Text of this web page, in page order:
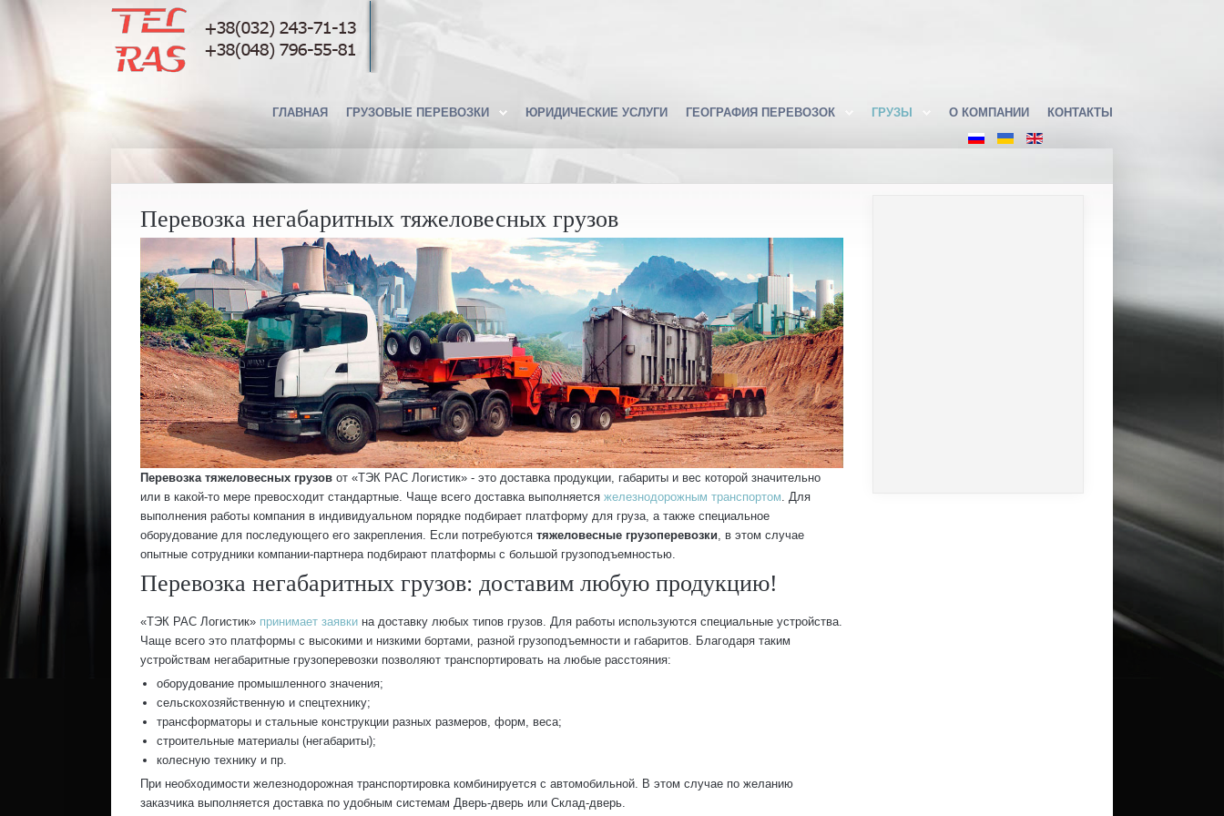
ГЛАВНАЯ ГРУЗОВЫЕ ПЕРЕВОЗКИ ЮРИДИЧЕСКИЕ УСЛУГИ ГЕОГРАФИЯ ПЕРЕВОЗОК ГРУЗЫ О КОМПАНИИ КОНТАКТЫ
Перевозка негабаритных тяжеловесных грузов
Перевозка тяжеловесных грузов от «ТЭК РАС Логистик» - это доставка продукции, габариты и вес которой значительно
или в какой-то мере превосходит стандартные. Чаще всего доставка выполняется железнодорожным транспортом . Для
выполнения работы компания в индивидуальном порядке подбирает платформу для груза, а также специальное
оборудование для последующего его закрепления. Если потребуются тяжеловесные грузоперевозки , в этом случае
опытные сотрудники компании-партнера подбирают платформы с большой грузоподъемностью.
Перевозка негабаритных грузов: доставим любую продукцию!
«ТЭК РАС Логистик» принимает заявки на доставку любых типов грузов. Для работы используются специальные устройства.
Чаще всего это платформы с высокими и низкими бортами, разной грузоподъемности и габаритов. Благодаря таким
устройствам негабаритные грузоперевозки позволяют транспортировать на любые расстояния:
оборудование промышленного значения;
сельскохозяйственную и спецтехнику;
трансформаторы и стальные конструкции разных размеров, форм, веса;
строительные материалы (негабариты);
колесную технику и пр.
При необходимости железнодорожная транспортировка комбинируется с автомобильной. В этом случае по желанию
заказчика выполняется доставка по удобным системам Дверь-дверь или Склад-дверь.